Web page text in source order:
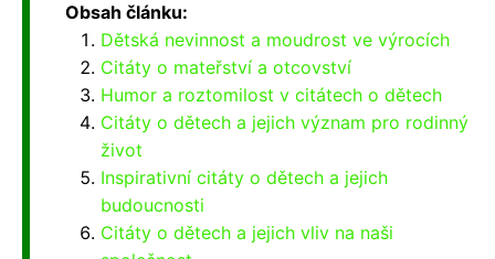
Obsah článku:
Dětská nevinnost a moudrost ve výrocích
Citáty o mateřství a otcovství
Humor a roztomilost v citátech o dětech
Citáty o dětech a jejich význam pro rodinný
život
Inspirativní citáty o dětech a jejich
budoucnosti
Citáty o dětech a jejich vliv na naši